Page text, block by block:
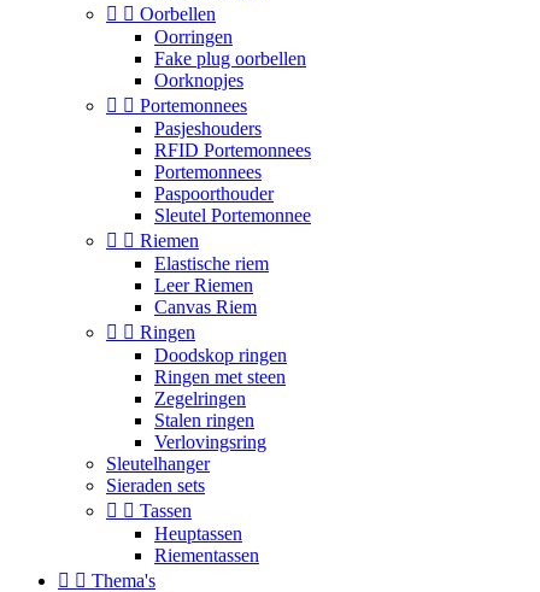
  Oorbellen
Oorringen
Fake plug oorbellen
Oorknopjes
  Portemonnees
Pasjeshouders
RFID Portemonnees
Portemonnees
Paspoorthouder
Sleutel Portemonnee
  Riemen
Elastische riem
Leer Riemen
Canvas Riem
  Ringen
Doodskop ringen
Ringen met steen
Zegelringen
Stalen ringen
Verlovingsring
Sleutelhanger
Sieraden sets
  Tassen
Heuptassen
Riementassen
  Thema's